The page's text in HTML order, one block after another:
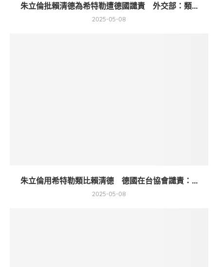
朱立倫批賴清德為希特勒遭德國譴責 外交部：類...
2025-05-08
朱立倫用希特勒類比賴清德 德國在台協會譴責：...
2025-05-08